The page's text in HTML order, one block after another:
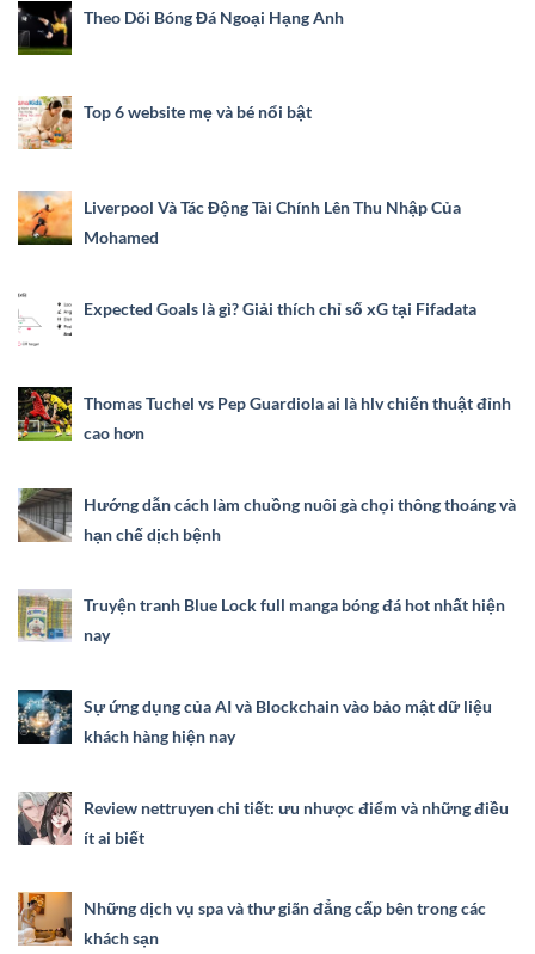
Theo Dõi Bóng Đá Ngoại Hạng Anh
Top 6 website mẹ và bé nổi bật
Liverpool Và Tác Động Tài Chính Lên Thu Nhập Của
Mohamed
Expected Goals là gì? Giải thích chỉ số xG tại Fifadata
Thomas Tuchel vs Pep Guardiola ai là hlv chiến thuật đỉnh
cao hơn
Hướng dẫn cách làm chuồng nuôi gà chọi thông thoáng và
hạn chế dịch bệnh
Truyện tranh Blue Lock full manga bóng đá hot nhất hiện
nay
Sự ứng dụng của AI và Blockchain vào bảo mật dữ liệu
khách hàng hiện nay
Review nettruyen chi tiết: ưu nhược điểm và những điều
ít ai biết
Những dịch vụ spa và thư giãn đẳng cấp bên trong các
khách sạn